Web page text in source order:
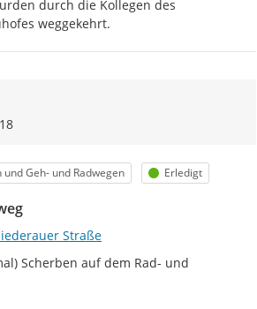
durch die Kollegen des
weggekehrt.
Zur Äußerung
Geh- und Radwegen Status
Erledigt
Straße
Scherben auf dem Rad- und